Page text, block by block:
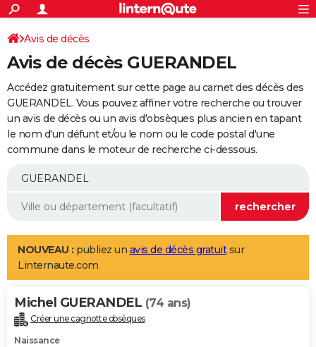
ACTUALITÉS
Politique
Société
Faits Divers
Education
Monde
Villes
+
SPORT
Coupe du monde 2026
Football
Tennis
Cyclisme
Rugby
Forum
Programme TV
TNT
Streaming
Cinéma
Sorties cinéma
Musique
+
FINANCE
Impôts
Immobilier
Risques naturels par ville
Banque
Assurance
Crédit
AUTO
Essais
Réserver un essai
Citadines
Berlines
SUV
Forum auto
+
Mobiles
Meilleur smartphone
Internet
Ordinateurs
Jeux vidéo
Guide high-tech
Aménagement intérieur
LIFESTYLE
Art de vivre
Bien-être
Loisirs
Mode
Modes de vie
Alimentation
Guide de la santé
Maladies
Médicaments
Sommeil
VOYAGE
Destinations
City break
Voyage nature
Voyage de noces
Forum
Climat
+PHOTO
Avis de décès
Avis de décès GUERANDEL
Accédez gratuitement sur cette page au carnet des décès des
GUERANDEL. Vous pouvez affiner votre recherche ou trouver
un avis de décès ou un avis d'obsèques plus ancien en tapant
le nom d'un défunt et/ou le nom ou le code postal d'une
commune dans le moteur de recherche ci-dessous.
NOUVEAU : publiez un avis de décès gratuitsur
Linternaute.com
Michel GUERANDEL (74 ans)
Créer une cagnotte obsèques
Naissance